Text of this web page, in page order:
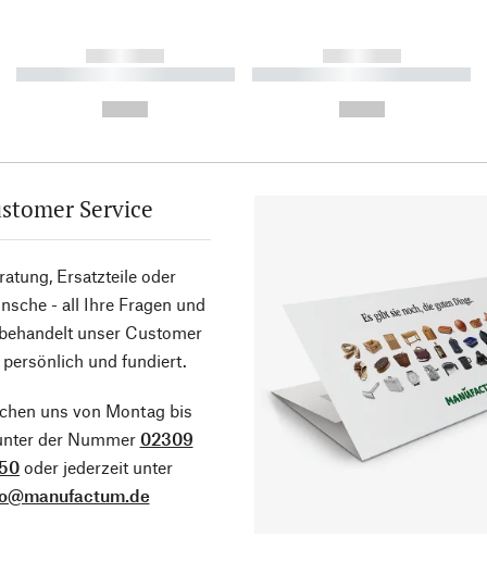
------------
----------- ----------- ----------
------------
----------- ----------- ----------
Service
Ersatzteile oder
- all Ihre Fragen und
unser Customer
persönlich und fundiert.
uns von Montag bis
der Nummer 02309
oder jederzeit unter